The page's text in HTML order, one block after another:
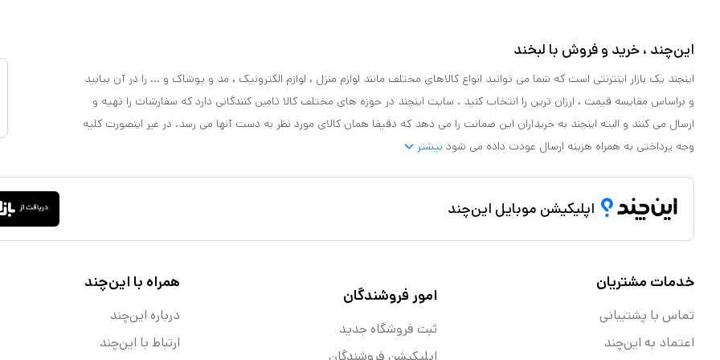
این‌چند ، خرید و فروش با لبخند
اینچند یک بازار اینترنتی است که شما می توانید انواع کالاهای مختلف مانند لوازم منزل ، لوازم الکترونیک ، مد و پوشاک و ... را در آن بیابید
و براساس مقایسه قیمت ، ارزان ترین را انتخاب کنید . سایت اینچند در حوزه های مختلف کالا تامین کنندگانی دارد که سفارشات را تهیه و
ارسال می کنند و البته اینچند به خریداران این ضمانت را می دهد که دقیقا همان کالای مورد نظر به دست آنها می رسد. در غیر اینصورت کلیه
وجه پرداختی به همراه هزینه ارسال عودت داده می شود بیشتر
اپلیکیشن موبایل این‌چند
خدمات مشتریان
تماس با پشتیبانی
اعتماد به این‌چند
امور فروشندگان
ثبت فروشگاه جدید
همراه با این‌چند
درباره این‌چند
ارتباط با این‌چند